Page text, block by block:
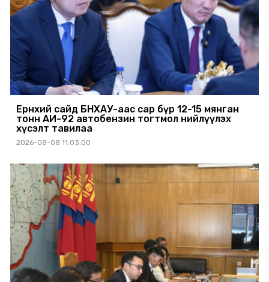
Ерөнхий сайд БНХАУ-аас сар бүр 12-15 мянган
тонн АИ-92 автобензин тогтмол нийлүүлэх
хүсэлт тавилаа
2026-08-08 11:03:00